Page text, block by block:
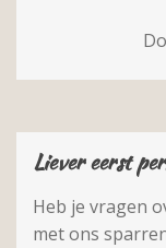
Liever eerst
Heb je vragen
met ons